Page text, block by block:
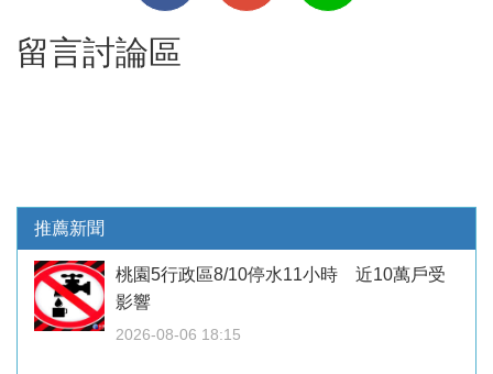
留言討論區
推薦新聞
桃園5行政區8/10停水11小時 近10萬戶受
影響
2026-08-06 18:15